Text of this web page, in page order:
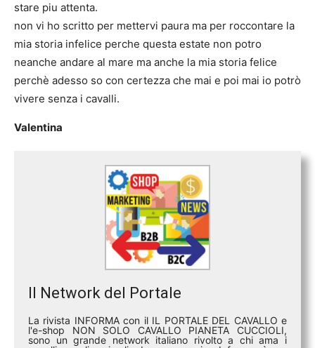
stare piu attenta.
non vi ho scritto per mettervi paura ma per roccontare la
mia storia infelice perche questa estate non potro
neanche andare al mare ma anche la mia storia felice
perchè adesso so con certezza che mai e poi mai io potrò
vivere senza i cavalli.
Valentina
Il Network del Portale
La rivista INFORMA con il IL PORTALE DEL CAVALLO e
l'e-shop NON SOLO CAVALLO PIANETA CUCCIOLI,
sono un grande network italiano rivolto a chi ama i